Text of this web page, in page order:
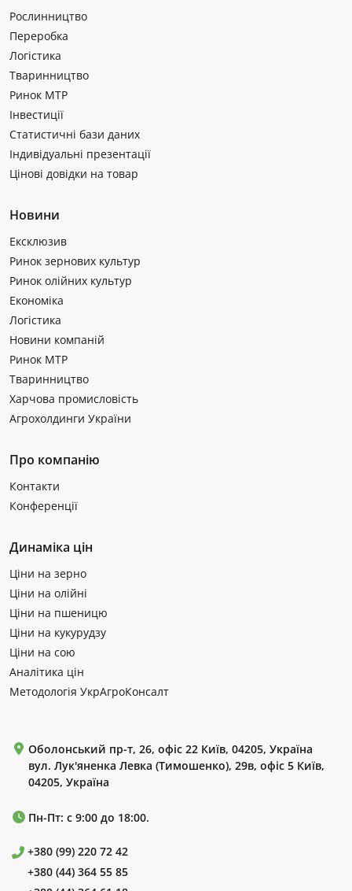
Рослинництво
Переробка
Логістика
Тваринництво
Ринок МТР
Інвестиції
Статистичні бази даних
Індивідуальні презентації
Цінові довідки на товар
Новини
Ексклюзив
Ринок зернових культур
Ринок олійних культур
Економіка
Логістика
Новини компаній
Ринок МТР
Тваринництво
Харчова промисловість
Агрохолдинги України
Про компанію
Контакти
Конференції
Динаміка цін
Ціни на зерно
Ціни на олійні
Ціни на пшеницю
Ціни на кукурудзу
Ціни на сою
Аналітика цін
Методологія УкрАгроКонсалт
Оболонський пр-т, 26, офіс 22 Київ, 04205, Україна
вул. Лук'яненка Левка (Тимошенко), 29в, офіс 5 Київ,
04205, Україна
Пн-Пт: с 9:00 до 18:00.
+380 (99) 220 72 42
+380 (44) 364 55 85